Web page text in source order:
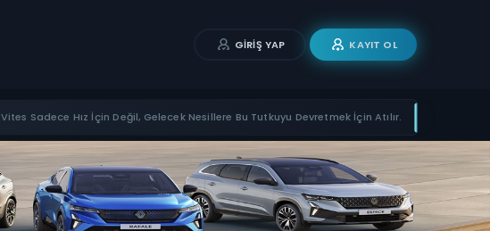
GIRIŞ YAP KAYIT OL
Vites Sadece Hız İçin Değil, Gelecek Nesillere Bu Tutkuyu Devretmek İçin Atılır.